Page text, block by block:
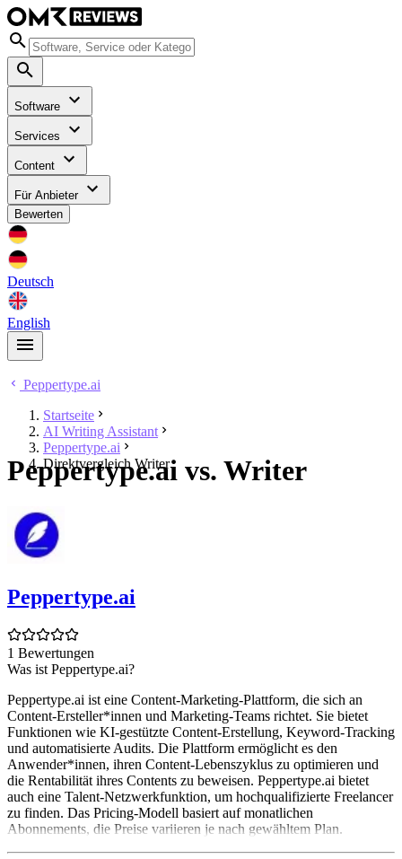
Software
Services
Content
Für Anbieter
Bewerten
Deutsch
English
Peppertype.ai
Startseite
AI Writing Assistant
Peppertype.ai
Direktvergleich Writer
Peppertype.ai vs. Writer
Peppertype.ai
1 Bewertungen
Was ist Peppertype.ai?
Peppertype.ai ist eine Content-Marketing-Plattform, die sich an
Content-Ersteller*innen und Marketing-Teams richtet. Sie bietet
Funktionen wie KI-gestützte Content-Erstellung, Keyword-Tracking
und automatisierte Audits. Die Plattform ermöglicht es den
Anwender*innen, ihren Content-Lebenszyklus zu optimieren und
die Rentabilität ihres Contents zu beweisen. Peppertype.ai bietet
auch eine Talent-Netzwerkfunktion, um hochqualifizierte Freelancer
zu finden. Das Pricing-Modell basiert auf monatlichen
Abonnements, die Preise variieren je nach gewähltem Plan.